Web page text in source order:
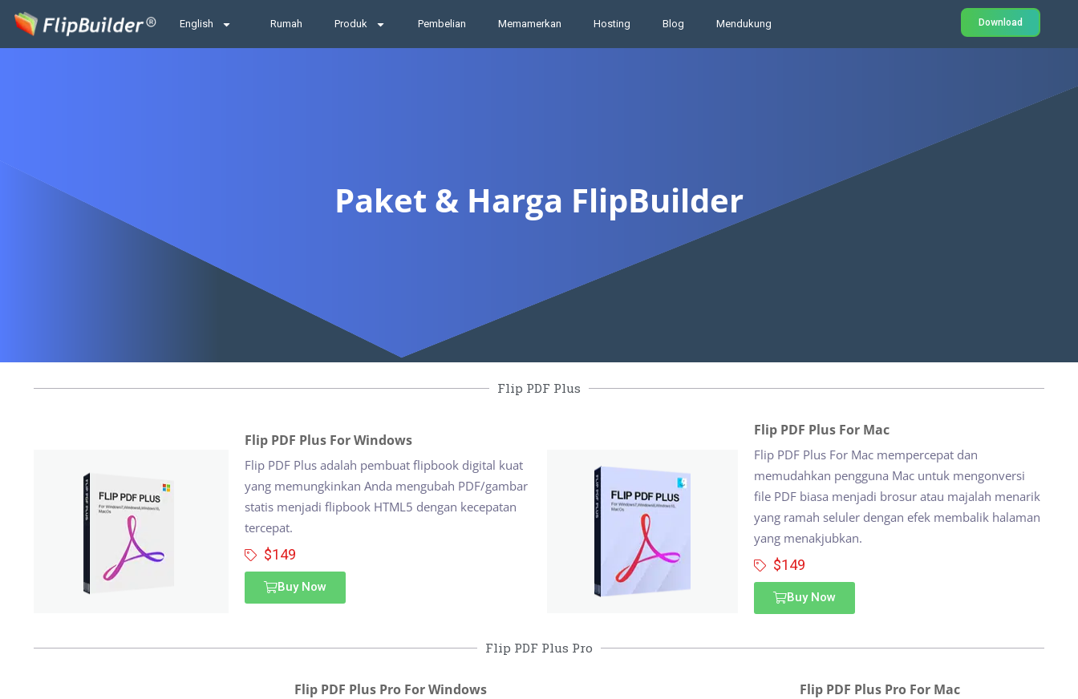
English Rumah Produk Pembelian Memamerkan Hosting Blog Mendukung Download
Paket & Harga FlipBuilder
Flip PDF Plus
Flip PDF Plus For Windows
Flip PDF Plus adalah pembuat flipbook digital kuat
yang memungkinkan Anda mengubah PDF/gambar
statis menjadi flipbook HTML5 dengan kecepatan
tercepat.
$149
Buy Now
Flip PDF Plus For Mac
Flip PDF Plus For Mac mempercepat dan
memudahkan pengguna Mac untuk mengonversi
file PDF biasa menjadi brosur atau majalah menarik
yang ramah seluler dengan efek membalik halaman
yang menakjubkan.
$149
Buy Now
Flip PDF Plus Pro
Flip PDF Plus Pro For Windows Flip PDF Plus Pro For Mac